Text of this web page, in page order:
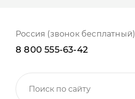
Россия (звонок бесплатный)
8 800 555-63-42